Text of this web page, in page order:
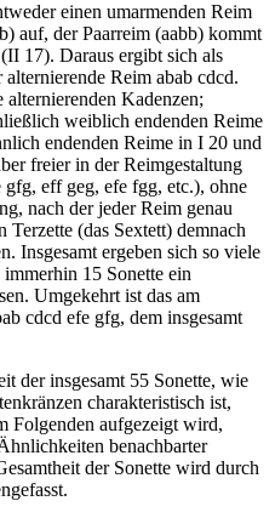
einen umarmenden Reim
auf, der Paarreim (aabb) kommt
17). Daraus ergibt sich als
Reim abab cdcd.
Kadenzen;
weiblich endenden Reime
endenden Reime in I 20 und
freier in der Reimgestaltung
eff geg, efe fgg, etc.), ohne
nach der jeder Reim genau
(das Sextett) demnach
Insgesamt ergeben sich so viele
15 Sonette ein
Umgekehrt ist das am
cdcd efe gfg, dem insgesamt
der insgesamt 55 Sonette, wie
charakteristisch ist,
Folgenden aufgezeigt wird,
benachbarter
der Sonette wird durch